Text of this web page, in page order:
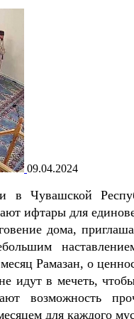
09.04.2024
в Чувашской
ифтары для
дома,
Рамазан, о
идут в мечеть,
возможность
для каждого